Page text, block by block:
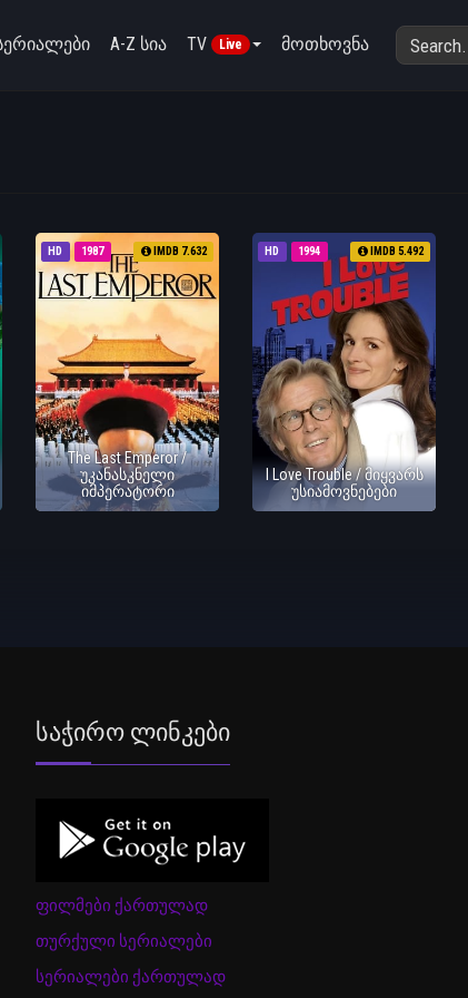
A-Z სია TV Live მოთხოვნა
HD 1987 IMDB 7.632
The Last Emperor /
უკანასკნელი
იმპერატორი
HD 1994 IMDB 5.492
I Love Trouble / მიყვარს
უსიამოვნებები
Საჭირო Ლინკები
ფილმები ქართულად
თურქული სერიალები
სერიალები ქართულად